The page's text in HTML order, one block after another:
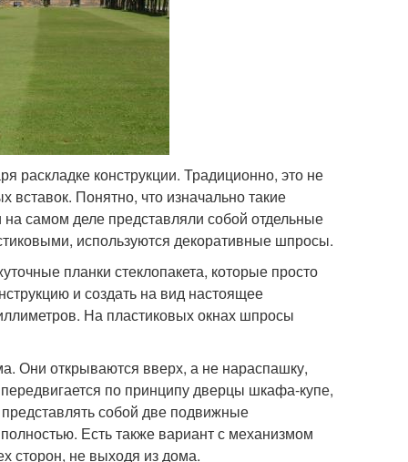
раскладке конструкции. Традиционно, это не
вставок. Понятно, что изначально такие
самом деле представляли собой отдельные
используются декоративные шпросы.
планки стеклопакета, которые просто
и создать на вид настоящее
На пластиковых окнах шпросы
Они открываются вверх, а не нараспашку,
по принципу дверцы шкафа-купе,
собой две подвижные
Есть также вариант с механизмом
сторон, не выходя из дома.